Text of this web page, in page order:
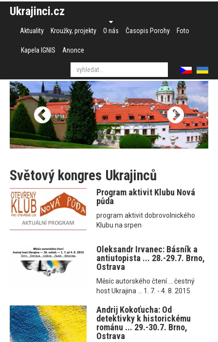
Ukrajinci.cz
Aktuality Kroužky, projekty O nás Časopis Porohy Foto
Kapela IGNIS Anonce
Světový kongres Ukrajinců
Program aktivit Klubu Nová
půda
program aktivit dobrovolnického
Klubu na srpen
Oleksandr Irvanec: Básník a
antiutopista ... 28.-29.7. Brno,
Ostrava
Měsíc autorského čtení ... čestný
host Ukrajina ... 1. 7. - 4. 8. 2015
Andrij Kokoťucha: Od
detektivky k historickému
románu ... 29.-30.7. Brno,
Ostrava